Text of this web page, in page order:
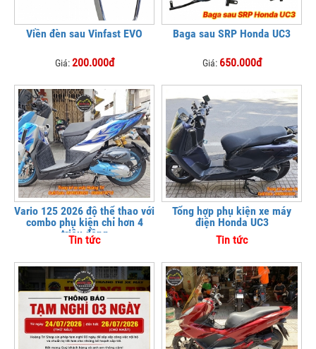
Viền đèn sau Vinfast EVO
Giá:200.000đ
Baga sau SRP Honda UC3
Giá: 650.000đ
Vario 125 2026 độ thể thao với
combo phụ kiện chỉ hơn 4
triệu đồng
Tin tức
Tổng hợp phụ kiện xe máy
điện Honda UC3
Tin tức